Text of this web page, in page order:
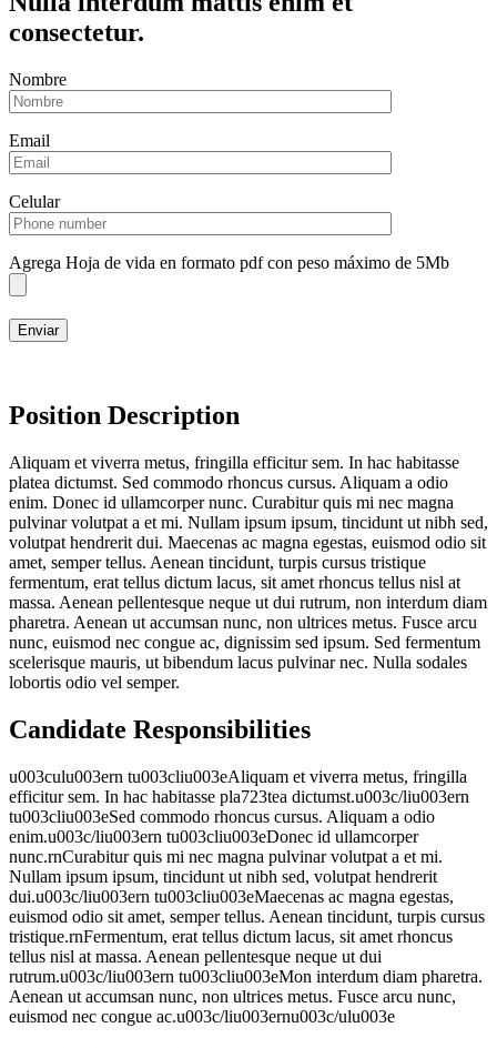
consectetur.
Nombre
Email
Celular
Agrega Hoja de vida en formato pdf con peso máximo de 5Mb
Enviar
Position Description
Aliquam et viverra metus, fringilla efficitur sem. In hac habitasse
platea dictumst. Sed commodo rhoncus cursus. Aliquam a odio
enim. Donec id ullamcorper nunc. Curabitur quis mi nec magna
pulvinar volutpat a et mi. Nullam ipsum ipsum, tincidunt ut nibh sed,
volutpat hendrerit dui. Maecenas ac magna egestas, euismod odio sit
amet, semper tellus. Aenean tincidunt, turpis cursus tristique
fermentum, erat tellus dictum lacus, sit amet rhoncus tellus nisl at
massa. Aenean pellentesque neque ut dui rutrum, non interdum diam
pharetra. Aenean ut accumsan nunc, non ultrices metus. Fusce arcu
nunc, euismod nec congue ac, dignissim sed ipsum. Sed fermentum
scelerisque mauris, ut bibendum lacus pulvinar nec. Nulla sodales
lobortis odio vel semper.
Candidate Responsibilities
u003culu003ern tu003cliu003eAliquam et viverra metus, fringilla
efficitur sem. In hac habitasse pla723tea dictumst.u003c/liu003ern
tu003cliu003eSed commodo rhoncus cursus. Aliquam a odio
enim.u003c/liu003ern tu003cliu003eDonec id ullamcorper
nunc.rnCurabitur quis mi nec magna pulvinar volutpat a et mi.
Nullam ipsum ipsum, tincidunt ut nibh sed, volutpat hendrerit
dui.u003c/liu003ern tu003cliu003eMaecenas ac magna egestas,
euismod odio sit amet, semper tellus. Aenean tincidunt, turpis cursus
tristique.rnFermentum, erat tellus dictum lacus, sit amet rhoncus
tellus nisl at massa. Aenean pellentesque neque ut dui
rutrum.u003c/liu003ern tu003cliu003eMon interdum diam pharetra.
Aenean ut accumsan nunc, non ultrices metus. Fusce arcu nunc,
euismod nec congue ac.u003c/liu003ernu003c/ulu003e